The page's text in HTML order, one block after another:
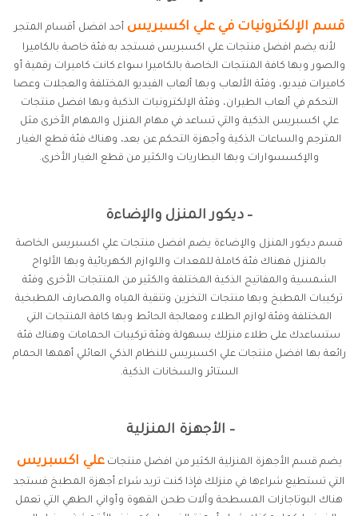
قسم الإلكترونيات في علي اكسبريس أحد افضل أقسام المتجر
لأنه يضم افضل منتجات علي اكسبريس فستجد به فئة خاصة بالكاميرا
والصور وبها كافة المنتجات الخاصة بالكاميرا سواء كانت كاميرات رقمية أو
كاميرات فيديو، وفئة الألعاب وبها ألعاب الفيديو المختلفة والعجلات وعصا
التحكم في ألعاب الطيران، وفئة الإلكترونيات الذكية وبها افضل منتجات
علي اكسبريس الذكية والتي تساعد في مهام المنزل والمهام الأخرى مثل
المترجم والساعات الذكية وأجهزة التحكم عن بعد، وهناك فئة قطع الغيار
والإكسسوارات وبها البطاريات والكثير من قطع الغيار الأخرى.
– ديكور المنزل والإضاءة
قسم ديكور المنزل والإضاءة يضم افضل منتجات علي اكسبريس الخاصة
بالمنزل فهناك فئة كاملة للمعدات واللوازم الكهربائية وبها الألواح
الشمسية والمفاتيح الذكية المختلفة والكثير من المنتجات الأخرى وفئة
تركيبات المطبخ وبها منتجات التخزين وتنقية المياه والمصارف المطبخية
المختلفة وفئة لوازم الطلاء ومعالجة الحائط وبها كافة المنتجات التي
ستساعدك على طلاء منزلك بسهولة وفئة تركيبات الحمامات وهناك فئة
رائعة بها افضل منتجات علي اكسبريس للنظام الذكي العائلي أهمها الحمام
الستائر والسخانات الذكية.
– الأجهزة المنزلية
يضم قسم الأجهزة المنزلية الكثير من افضل منتجاتعلي اكسبريس
التي تستطيع شراءها في منزلك فإذا كنت تريد شراء أجهزة المطبخ فستجد
هناك البوتاجازات المسطحة وآلات طحن القهوة وأواني الطهي التي تعمل